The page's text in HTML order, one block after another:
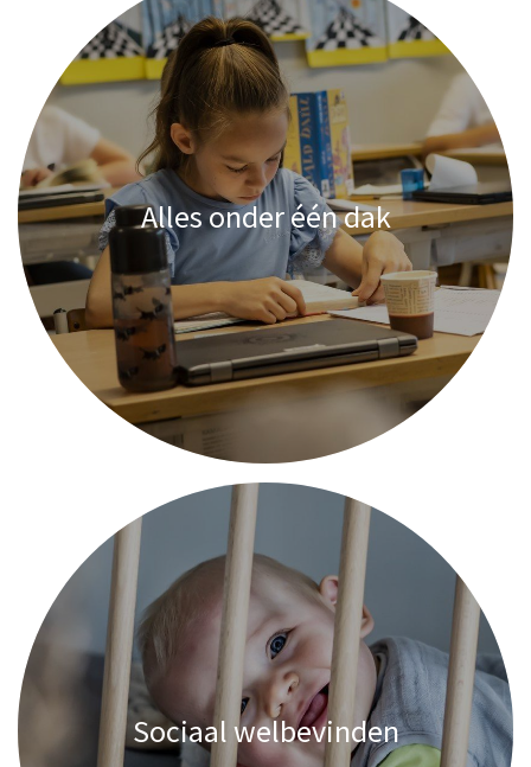
Alles onder één dak
Sociaal welbevinden